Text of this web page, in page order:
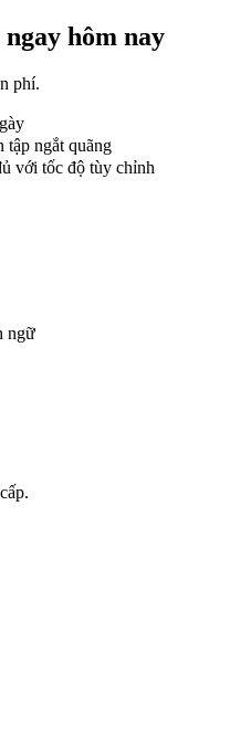
hôm nay
phí.
tập ngắt quãng
với tốc độ tùy chỉnh
ngữ